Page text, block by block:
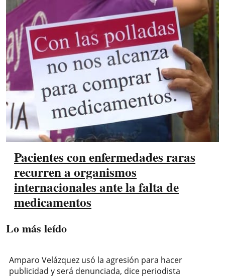
Pacientes con enfermedades raras
recurren a organismos
internacionales ante la falta de
medicamentos
Lo más leído
Amparo Velázquez usó la agresión para hacer
publicidad y será denunciada, dice periodista